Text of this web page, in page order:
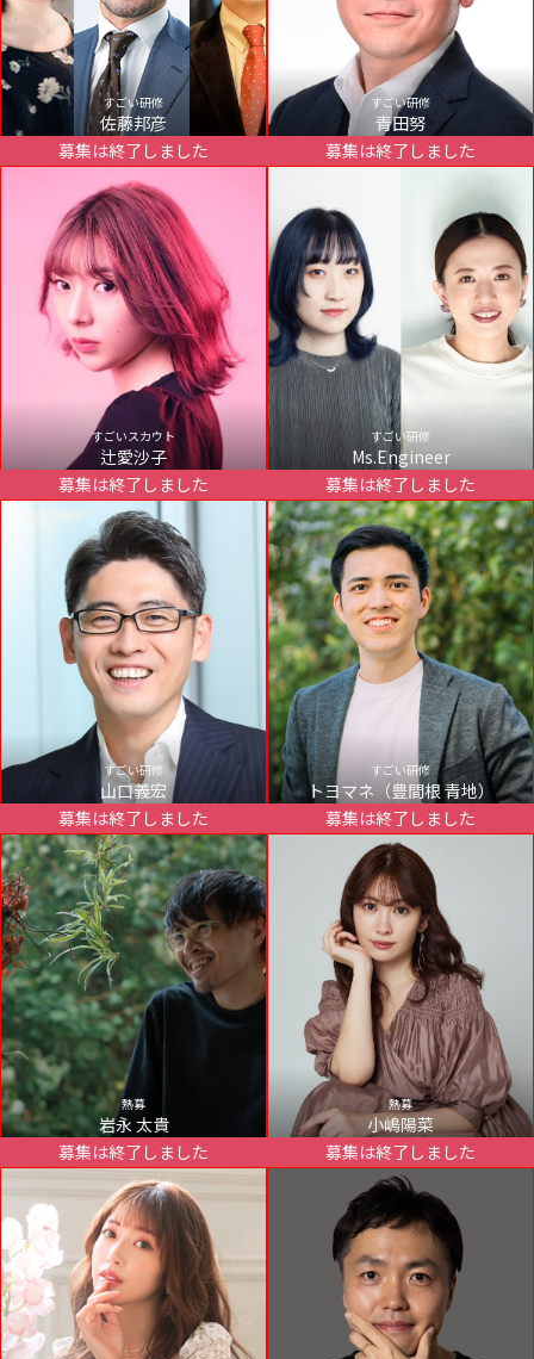
すごい研修
佐藤邦彦
募集は終了しました
すごい研修
青田努
募集は終了しました
すごいスカウト
辻愛沙子
募集は終了しました
すごい研修
Ms.Engineer
募集は終了しました
すごい研修
山口義宏
募集は終了しました
すごい研修
トヨマネ（豊間根 青地）
募集は終了しました
熱募
岩永 太貴
募集は終了しました
熱募
小嶋陽菜
募集は終了しました